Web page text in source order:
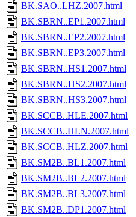
BK.SAO..LHZ.2007.html
BK.SBRN..EP1.2007.html
BK.SBRN..EP2.2007.html
BK.SBRN..EP3.2007.html
BK.SBRN..HS1.2007.html
BK.SBRN..HS2.2007.html
BK.SBRN..HS3.2007.html
BK.SCCB..HLE.2007.html
BK.SCCB..HLN.2007.html
BK.SCCB..HLZ.2007.html
BK.SM2B..BL1.2007.html
BK.SM2B..BL2.2007.html
BK.SM2B..BL3.2007.html
BK.SM2B..DP1.2007.html